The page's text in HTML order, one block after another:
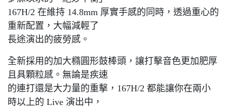
167H/2 在維持 14.8mm 厚實手感的同時，透過重心的
重新配置，大幅減輕了
長途演出的疲勞感。
全新採用的加大橢圓形鼓棒頭，讓打擊音色更加肥厚
且具顆粒感。無論是疾速
的連打還是大力量的重擊，167H/2 都能讓你在兩小
時以上的 Live 演出中，